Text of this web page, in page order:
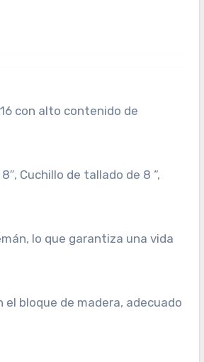
con alto contenido de
Cuchillo de tallado de 8 “,
lo que garantiza una vida
el bloque de madera, adecuado